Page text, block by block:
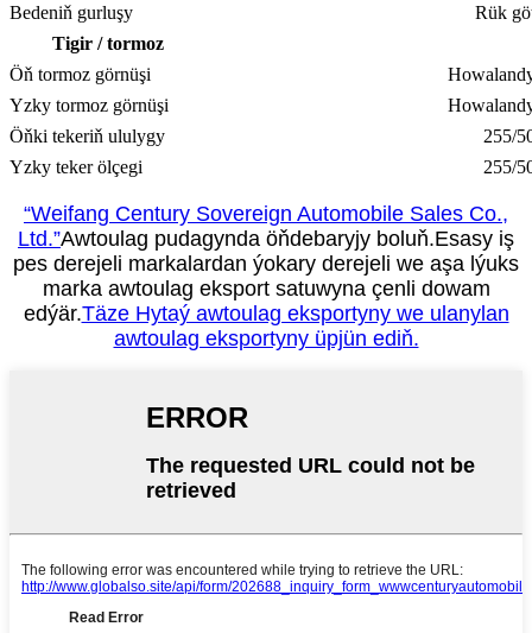
Bedeniň gurluşy
Rük
Tigir / tormoz
Öň tormoz görnüşi
Yzky tormoz görnüşi
Öňki tekeriň ululygy
255/
Yzky teker ölçegi
255/
“Weifang Century Sovereign Automobile Sales Co.,
Ltd.”Awtoulag pudagynda öňdebaryjy boluň.Esasy iş
pes derejeli markalardan ýokary derejeli we aşa lýuks
marka awtoulag eksport satuwyna çenli dowam
edýär.Täze Hytaý awtoulag eksportyny we ulanylan
awtoulag eksportyny üpjün ediň.